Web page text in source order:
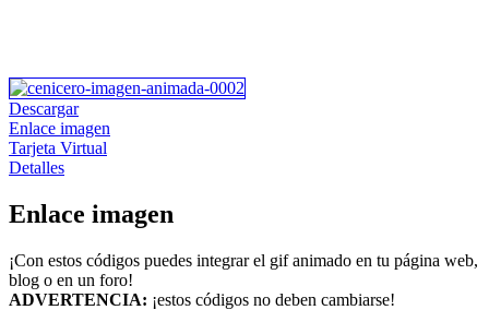
Descargar
Enlace imagen
Tarjeta Virtual
Detalles
Enlace imagen
¡Con estos códigos puedes integrar el gif animado en tu página web,
blog o en un foro!
ADVERTENCIA: ¡estos códigos no deben cambiarse!